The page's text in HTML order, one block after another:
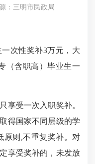
：三明市民政局
次性奖补3万元，大
（含职高）毕业生一
受一次入职奖补。
得国家不同层级的学
原则,不重复奖补。对
享受奖补的，未发放